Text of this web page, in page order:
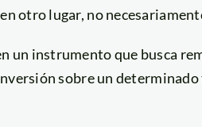
otro lugar, no
un instrumento que busca
sobre un